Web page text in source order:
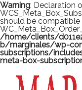
Warning: Declaration
should be compatible
/home/clients/
b/marginales/wp-
subscriptions/
meta-box-